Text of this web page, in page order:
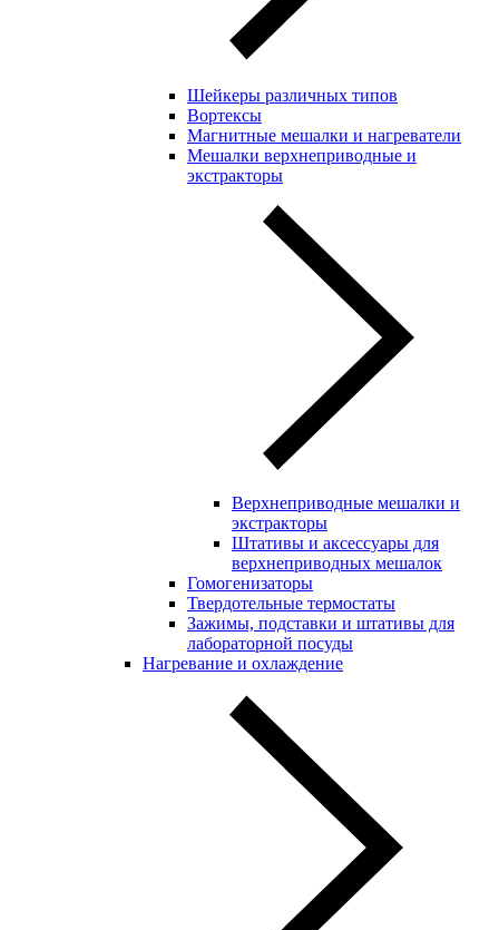
Шейкеры различных типов
Вортексы
Магнитные мешалки и нагреватели
Мешалки верхнеприводные и
экстракторы
Верхнеприводные мешалки и
экстракторы
Штативы и аксессуары для
верхнеприводных мешалок
Гомогенизаторы
Твердотельные термостаты
Зажимы, подставки и штативы для
лабораторной посуды
Нагревание и охлаждение